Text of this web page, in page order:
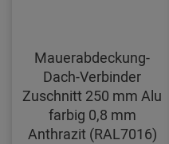
Mauerabdeckung-
Dach-Verbinder
Zuschnitt 250 mm Alu
farbig 0,8 mm
Anthrazit (RAL7016)